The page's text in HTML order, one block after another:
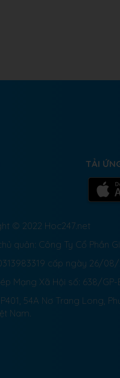
TẢI
© 2022 Hoc247.net
quản: Công Ty Cổ Phần
cấp ngày 26/
Mạng Xã Hội số: 638/
54A Nơ Trang Long,
Nam.